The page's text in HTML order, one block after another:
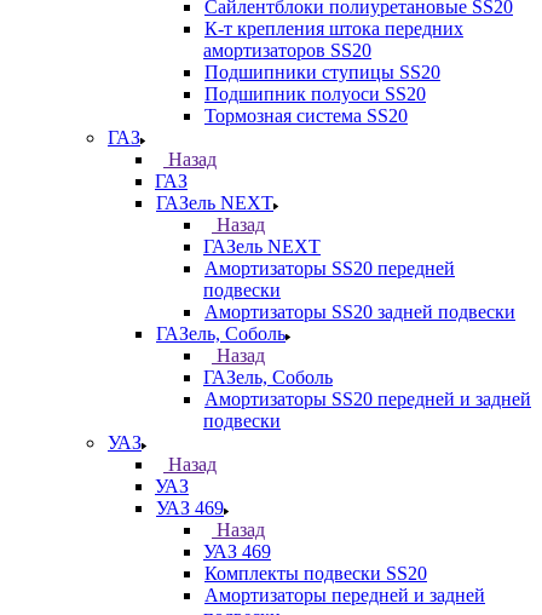
Сайлентблоки полиуретановые SS20
К-т крепления штока передних
амортизаторов SS20
Подшипники ступицы SS20
Подшипник полуоси SS20
Тормозная система SS20
ГАЗ
Назад
ГАЗ
ГАЗель NEXT
Назад
ГАЗель NEXT
Амортизаторы SS20 передней
подвески
Амортизаторы SS20 задней подвески
ГАЗель, Соболь
Назад
ГАЗель, Соболь
Амортизаторы SS20 передней и задней
подвески
УАЗ
Назад
УАЗ
УАЗ 469
Назад
УАЗ 469
Комплекты подвески SS20
Амортизаторы передней и задней